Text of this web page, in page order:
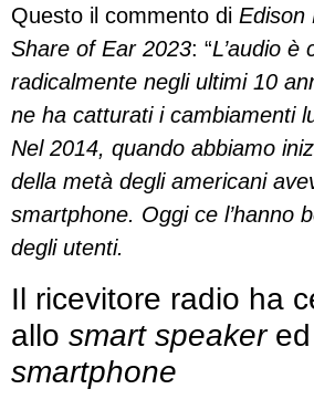
Questo il commento di Edison
Share of Ear 2023: “L’audio è
radicalmente negli ultimi 10
ne ha catturati i cambiamenti
Nel 2014, quando abbiamo
della metà degli americani
smartphone. Oggi ce l’hanno
degli utenti.
Il ricevitore radio ha
allo smart speakered
smartphone